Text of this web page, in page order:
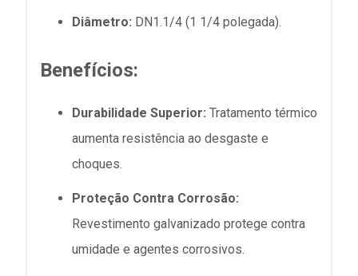
Diâmetro: DN1.1/4 (1 1/4 polegada).
Benefícios:
Durabilidade Superior: Tratamento térmico
aumenta resistência ao desgaste e
choques.
Proteção Contra Corrosão:
Revestimento galvanizado protege contra
umidade e agentes corrosivos.